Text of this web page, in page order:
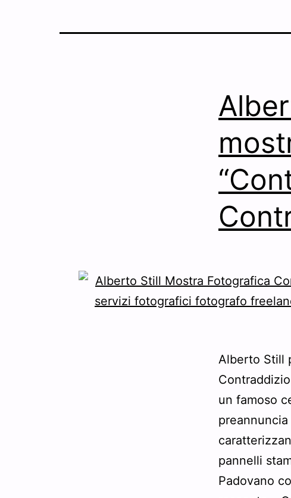
Alberto Still
un famoso
pannelli
Padovano